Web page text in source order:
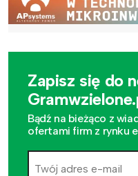
Zapisz się do
Bądź na bieżąco z
ofertami firm z rynku